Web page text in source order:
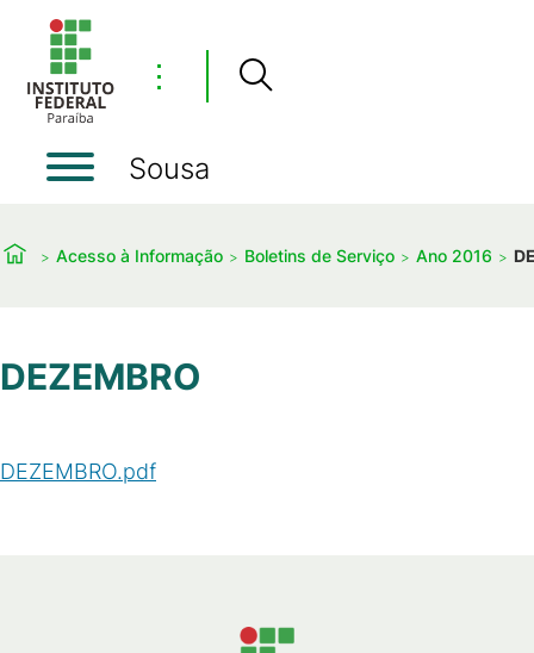
⋮
Sousa
Acesso à Informação Boletins de Serviço Ano 2016
DEZEMBRO
DEZEMBRO.pdf